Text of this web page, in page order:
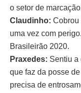
o setor de
Claudinho: Cobrou
uma vez com
Brasileirão 2020.
Praxedes: Sentiu a
que faz da posse
precisa de